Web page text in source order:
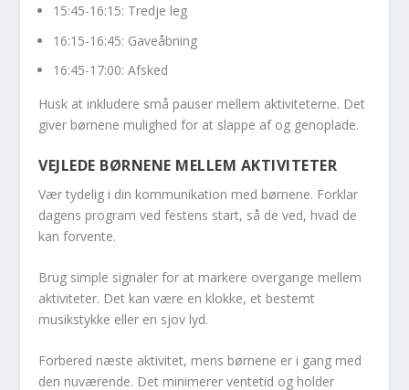
15:45-16:15: Tredje leg
16:15-16:45: Gaveåbning
16:45-17:00: Afsked
Husk at inkludere små pauser mellem aktiviteterne. Det
giver børnene mulighed for at slappe af og genoplade.
VEJLEDE BØRNENE MELLEM AKTIVITETER
Vær tydelig i din kommunikation med børnene. Forklar
dagens program ved festens start, så de ved, hvad de
kan forvente.
Brug simple signaler for at markere overgange mellem
aktiviteter. Det kan være en klokke, et bestemt
musikstykke eller en sjov lyd.
Forbered næste aktivitet, mens børnene er i gang med
den nuværende. Det minimerer ventetid og holder